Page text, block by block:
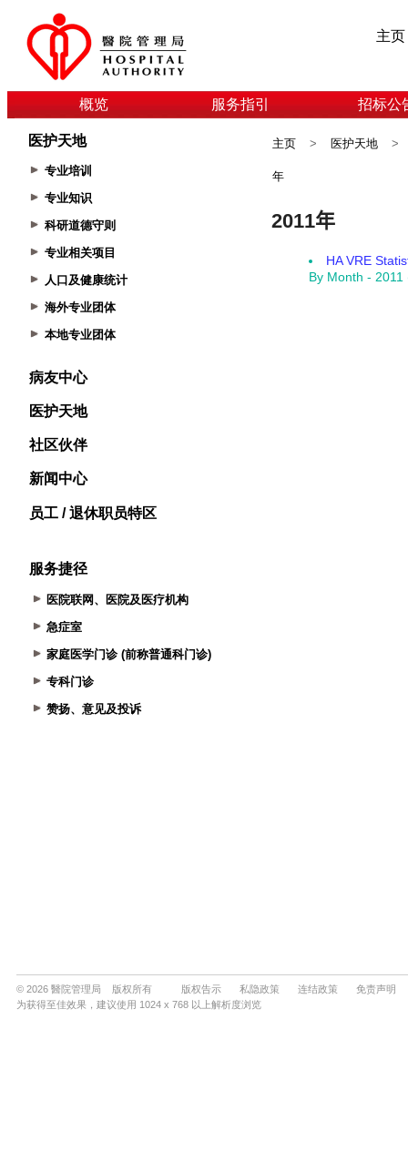
主页
概览 服务指引 招标公
医护天地
专业培训
专业知识
科研道德守则
专业相关项目
人口及健康统计
海外专业团体
本地专业团体
病友中心
医护天地
社区伙伴
新闻中心
员工 / 退休职员特区
服务捷径
医院联网、医院及医疗机构
急症室
家庭医学门诊 (前称普通科门诊)
专科门诊
赞扬、意见及投诉
主页 > 医护天地 >
年
© 2026 醫院管理局 版权所有 版权告示 私隐政策 连结政策
免责声明
为获得至佳效果，建议使用 1024 x 768 以上解析度浏览